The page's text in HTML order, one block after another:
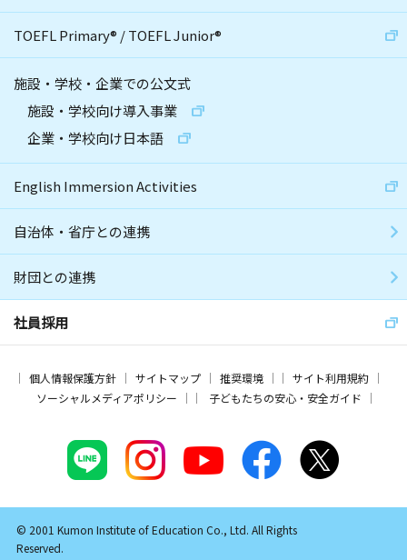
TOEFL Primary® /TOEFL Junior®
施設・学校・企業での公文式
施設・学校向け導入事業
企業・学校向け日本語
English Immersion Activities
自治体・省庁との連携
財団との連携
社員採用
個人情報保護方針 サイトマップ 推奨環境
サイト利用規約
ソーシャルメディアポリシー
子どもたちの安心・安全ガイド
© 2001 Kumon Institute of Education Co., Ltd. All Rights
Reserved.